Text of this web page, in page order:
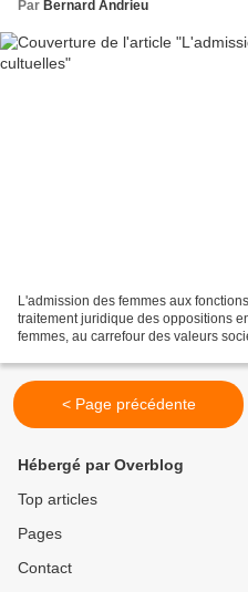
Par Bernard Andrieu
L'admission des femmes aux
traitement juridique des oppositions
femmes, au carrefour des valeurs
< Page précédente
Hébergé par Overblog
Top articles
Pages
Contact